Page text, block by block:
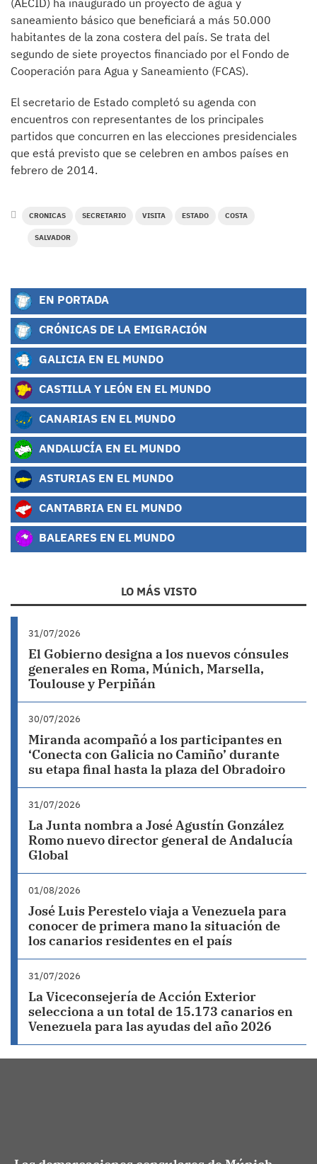
(AECID) ha inaugurado un proyecto de agua y
saneamiento básico que beneficiará a más 50.000
habitantes de la zona costera del país. Se trata del
segundo de siete proyectos financiado por el Fondo de
Cooperación para Agua y Saneamiento (FCAS).
El secretario de Estado completó su agenda con
encuentros con representantes de los principales
partidos que concurren en las elecciones presidenciales
que está previsto que se celebren en ambos países en
febrero de 2014.
CRONICAS SECRETARIO VISITA ESTADO COSTA
SALVADOR
EN PORTADA
CRÓNICAS DE LA EMIGRACIÓN
GALICIA EN EL MUNDO
CASTILLA Y LEÓN EN EL MUNDO
CANARIAS EN EL MUNDO
ANDALUCÍA EN EL MUNDO
ASTURIAS EN EL MUNDO
CANTABRIA EN EL MUNDO
BALEARES EN EL MUNDO
LO MÁS VISTO
31/07/2026
El Gobierno designa a los nuevos cónsules
generales en Roma, Múnich, Marsella,
Toulouse y Perpiñán
30/07/2026
Miranda acompañó a los participantes en
‘Conecta con Galicia no Camiño’ durante
su etapa final hasta la plaza del Obradoiro
31/07/2026
La Junta nombra a José Agustín González
Romo nuevo director general de Andalucía
Global
01/08/2026
José Luis Perestelo viaja a Venezuela para
conocer de primera mano la situación de
los canarios residentes en el país
31/07/2026
La Viceconsejería de Acción Exterior
selecciona a un total de 15.173 canarios en
Venezuela para las ayudas del año 2026